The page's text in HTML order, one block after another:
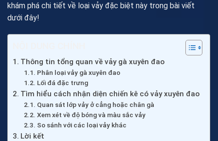
khám phá chi tiết về loại vảy đặc biệt này trong bài viết
dưới đây!
Thông tin tổng quan về vảy gà xuyên đao
Phân loại vảy gà xuyên đao
Lối đá đặc trưng
Tìm hiểu cách nhận diện chiến kê có vảy xuyên đao
Quan sát lớp vảy ở cẳng hoặc chân gà
Xem xét về độ bóng và màu sắc vảy
So sánh với các loại vảy khác
Lời kết